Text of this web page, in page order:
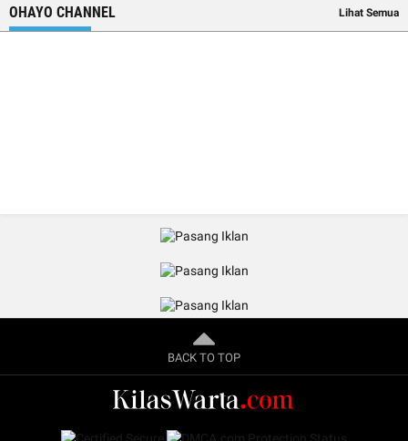
OHAYO CHANNEL Lihat Semua
BACK TO TOP